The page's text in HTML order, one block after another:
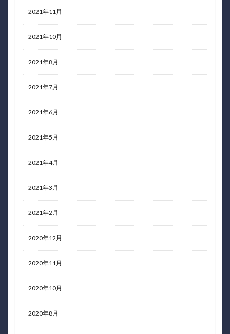
2021年11月
2021年10月
2021年8月
2021年7月
2021年6月
2021年5月
2021年4月
2021年3月
2021年2月
2020年12月
2020年11月
2020年10月
2020年8月